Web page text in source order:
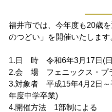
福井市では、今年度も20歳
のつどい」を開催いたします
1.日 時 令和6年3月17日(
2.会 場 フェニックス・プ
3.対象者 平成15年4月2日～
年度中学卒業)
4.開催方法 1部制による